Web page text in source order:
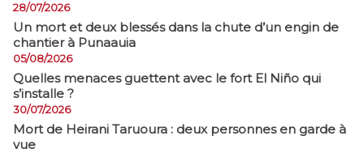
28/07/2026
​Un mort et deux blessés dans la chute d’un engin de
chantier à Punaauia
05/08/2026
Quelles menaces guettent avec le fort El Niño qui
s’installe ?
30/07/2026
Mort de Heirani Taruoura : deux personnes en garde à
vue